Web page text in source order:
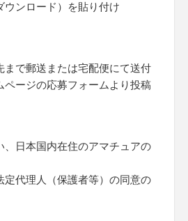
ウンロード）を貼り付け
まで郵送または宅配便にて送付
ページの応募フォームより投稿
、日本国内在住のアマチュアの
代理人（保護者等）の同意の